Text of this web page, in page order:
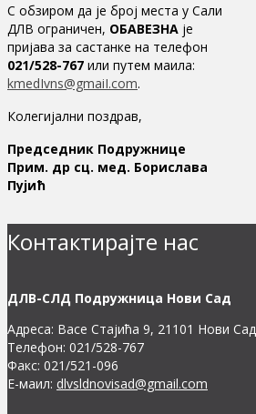
С обзиром да је број места у Сали
ДЛВ ограничен, ОБАВЕЗНА је
пријава за састанке на телефон
021/528-767 или путем маила:
kmedIvns@gmaiI.com.
Колегијални поздрав,
Председник Подружнице
Прим. др сц. мед. Борислава
Пујић
Контактирајте нас
ДЛВ-СЛД Подружница Нови Сад
Адреса: Васе Стајића 9, 21101 Нови Сад
Телефон: 021/528-767
Факс: 021/521-096
Е-маил: dlvsldnovisad@gmail.com